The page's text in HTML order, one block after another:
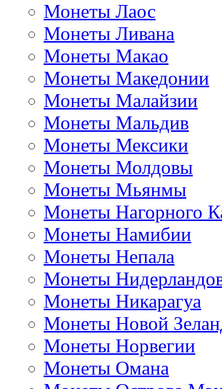
Монеты Лаос
Монеты Ливана
Монеты Макао
Монеты Македонии
Монеты Малайзии
Монеты Мальдив
Монеты Мексики
Монеты Молдовы
Монеты Мьянмы
Монеты Нагорного
Монеты Намибии
Монеты Непала
Монеты
Монеты Никарагуа
Монеты Новой
Монеты Норвегии
Монеты Омана